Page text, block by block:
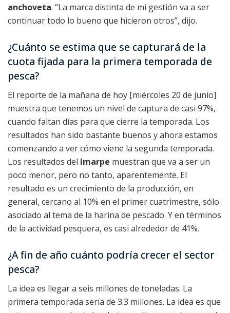
anchoveta. “La marca distinta de mi gestión va a ser
continuar todo lo bueno que hicieron otros”, dijo.
¿Cuánto se estima que se capturará de la
cuota fijada para la primera temporada de
pesca?
El reporte de la mañana de hoy [miércoles 20 de junio]
muestra que tenemos un nivel de captura de casi 97%,
cuando faltan días para que cierre la temporada. Los
resultados han sido bastante buenos y ahora estamos
comenzando a ver cómo viene la segunda temporada.
Los resultados del Imarpe muestran que va a ser un
poco menor, pero no tanto, aparentemente. El
resultado es un crecimiento de la producción, en
general, cercano al 10% en el primer cuatrimestre, sólo
asociado al tema de la harina de pescado. Y en términos
de la actividad pesquera, es casi alrededor de 41%.
¿A fin de año cuánto podría crecer el sector
pesca?
La idea es llegar a seis millones de toneladas. La
primera temporada sería de 3.3 millones. La idea es que